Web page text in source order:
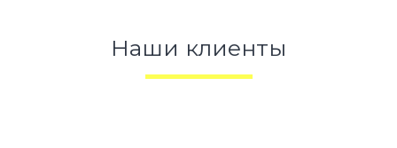
Наши клиенты